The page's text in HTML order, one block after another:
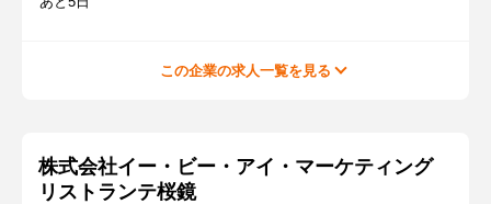
この企業の求人一覧を見る
株式会社イー・ビー・アイ・マーケティング
リストランテ桜鏡